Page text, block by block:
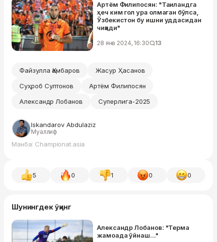
Артём Филипосян: "Таиландга
ҳеч ким гол ура олмаган бўлса,
Ўзбекистон бу ишни уддасидан
чиқади"
28 янв 2024, 16:30 13
Файзулла Қамбаров
Жасур Ҳасанов
Суҳроб Султонов
Артём Филипосян
Александр Лобанов
Суперлига-2025
Iskandarov Abdulaziz
Муаллиф
Манба: Championat.asia
5 0 1 0 0
Шунингдек ўқинг
Александр Лобанов: "Терма
жамоада ўйнаш..."